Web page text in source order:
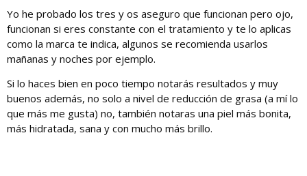
Yo he probado los tres y os aseguro que funcionan pero ojo,
funcionan si eres constante con el tratamiento y te lo aplicas
como la marca te indica, algunos se recomienda usarlos
mañanas y noches por ejemplo.
Si lo haces bien en poco tiempo notarás resultados y muy
buenos además, no solo a nivel de reducción de grasa (a mí lo
que más me gusta) no, también notaras una piel más bonita,
más hidratada, sana y con mucho más brillo.